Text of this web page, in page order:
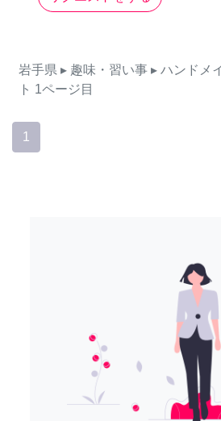
岩手県 ▸ 趣味・習い事 ▸ ハンドメ
ト 1ページ目
1